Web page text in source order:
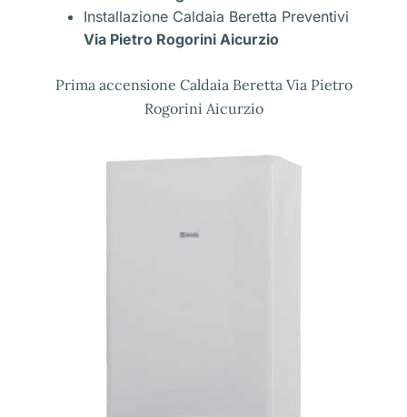
Installazione Caldaia Beretta Preventivi
Via Pietro Rogorini Aicurzio
Prima accensione Caldaia Beretta Via Pietro
Rogorini Aicurzio